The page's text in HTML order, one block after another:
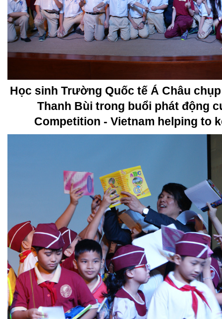
Học sinh Trường Quốc tế Á Châu
Thanh Bùi trong buổi phát động
Competition - Vietnam helping to